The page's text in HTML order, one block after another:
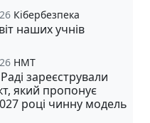
Кібербезпека
наших учнів
НМТ
зареєстрували
який пропонує
році чинну модель